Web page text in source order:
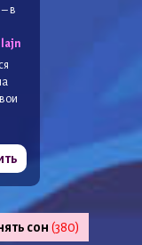
в
сон (380)